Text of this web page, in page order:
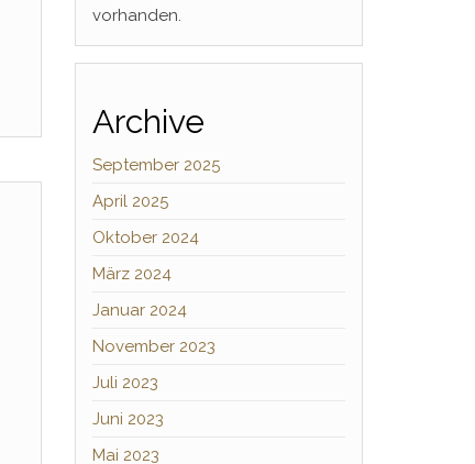
vorhanden.
Archive
September 2025
April 2025
Oktober 2024
März 2024
Januar 2024
November 2023
Juli 2023
Juni 2023
Mai 2023